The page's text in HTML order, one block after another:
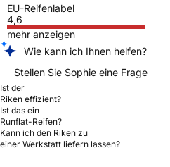
EU-Reifenlabel
4,6
mehr anzeigen
Wie kann ich Ihnen helfen?
Stellen Sie Sophie eine Frage
Ist der
Riken effizient?
Ist das ein
Runflat-Reifen?
Kann ich den Riken zu
einer Werkstatt liefern lassen?